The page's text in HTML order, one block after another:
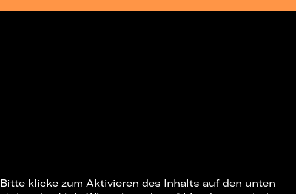
Bitte klicke zum Aktivieren des Inhalts auf den unten